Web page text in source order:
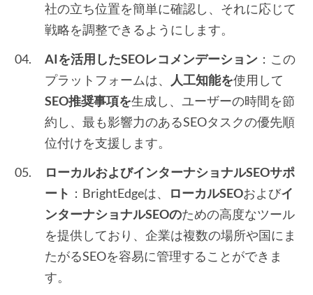
社の立ち位置を簡単に確認し、それに応じて
戦略を調整できるようにします。
AIを活用したSEOレコメンデーション ：この
プラットフォームは、
人工知能を使用して
SEO推奨事項を生成し、ユーザーの時間を節
約し、最も影響力のあるSEOタスクの優先順
位付けを支援します。
ローカルおよびインターナショナルSEOサポ
ート ：BrightEdgeは、 ローカルSEOおよびイ
ンターナショナルSEOのための高度なツール
を提供しており、企業は複数の場所や国にま
たがるSEOを容易に管理することができま
す。